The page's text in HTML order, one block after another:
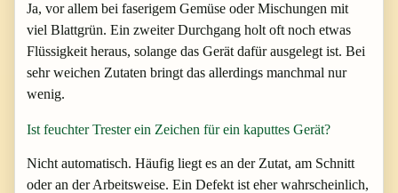
Ja, vor allem bei faserigem Gemüse oder Mischungen mit
viel Blattgrün. Ein zweiter Durchgang holt oft noch etwas
Flüssigkeit heraus, solange das Gerät dafür ausgelegt ist. Bei
sehr weichen Zutaten bringt das allerdings manchmal nur
wenig.
Ist feuchter Trester ein Zeichen für ein kaputtes Gerät?
Nicht automatisch. Häufig liegt es an der Zutat, am Schnitt
oder an der Arbeitsweise. Ein Defekt ist eher wahrscheinlich,